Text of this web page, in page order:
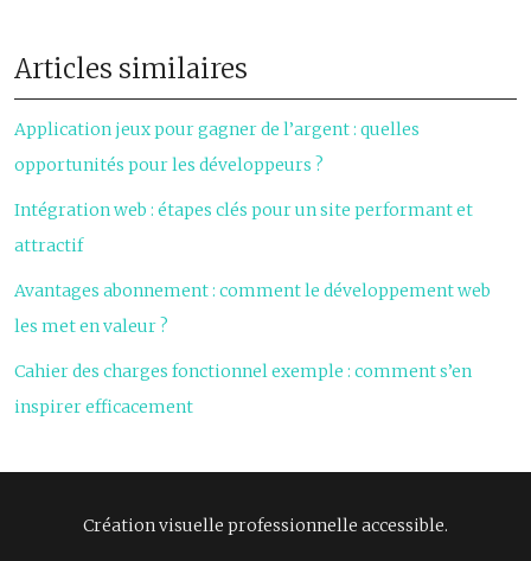
Articles similaires
Application jeux pour gagner de l’argent : quelles
opportunités pour les développeurs ?
Intégration web : étapes clés pour un site performant et
attractif
Avantages abonnement : comment le développement web
les met en valeur ?
Cahier des charges fonctionnel exemple : comment s’en
inspirer efficacement
Création visuelle professionnelle accessible.